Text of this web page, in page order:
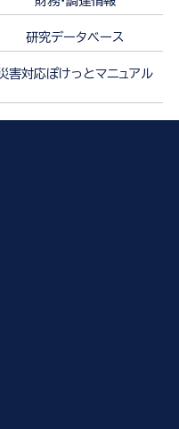
研究データベース
害対応ぽけっとマニュアル